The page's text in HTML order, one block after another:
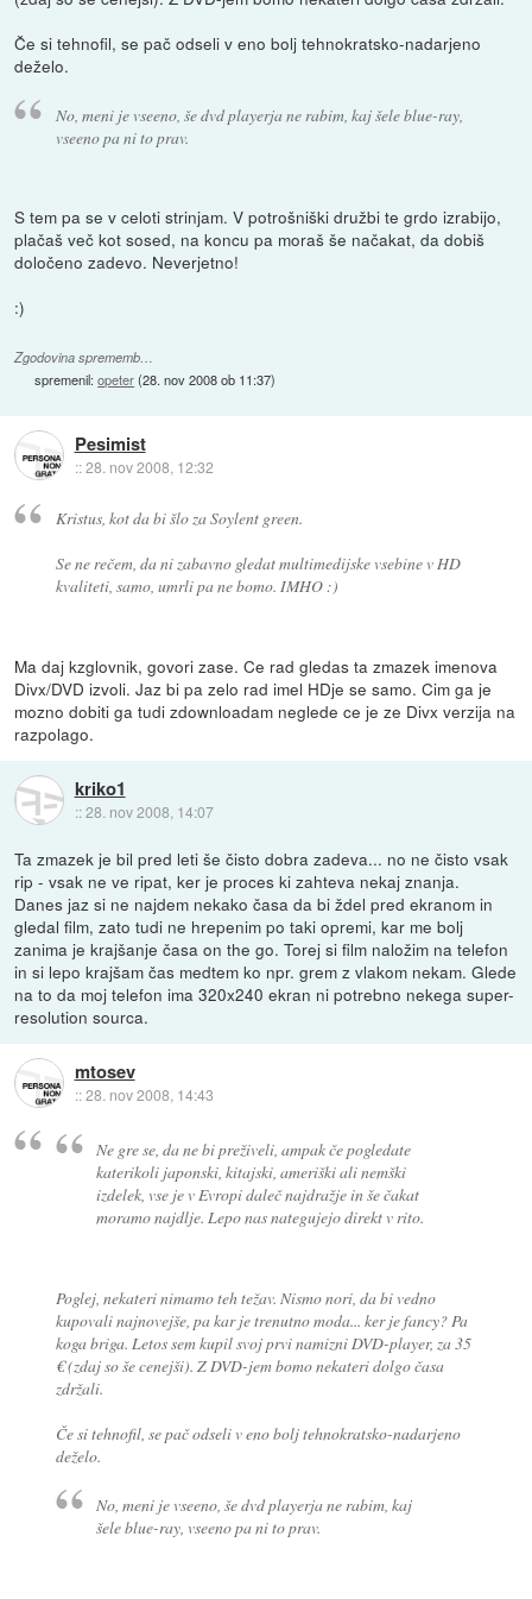
Če si tehnofil, se pač odseli v eno bolj tehnokratsko-nadarjeno
deželo.
No, meni je vseeno, še dvd playerja ne rabim, kaj šele blue-ray,
vseeno pa ni to prav.
S tem pa se v celoti strinjam. V potrošniški družbi te grdo izrabijo,
plačaš več kot sosed, na koncu pa moraš še načakat, da dobiš
določeno zadevo. Neverjetno!
:)
Zgodovina sprememb…
spremenil:opeter(28. nov 2008 ob 11:37)
Pesimist
::28. nov 2008, 12:32
Kristus, kot da bi šlo za Soylent green.
Se ne rečem, da ni zabavno gledat multimedijske vsebine v HD
kvaliteti, samo, umrli pa ne bomo. IMHO :)
Ma daj kzglovnik, govori zase. Ce rad gledas ta zmazek imenova
Divx/DVD izvoli. Jaz bi pa zelo rad imel HDje se samo. Cim ga je
mozno dobiti ga tudi zdownloadam neglede ce je ze Divx verzija na
razpolago.
kriko1
::28. nov 2008, 14:07
Ta zmazek je bil pred leti še čisto dobra zadeva... no ne čisto vsak
rip - vsak ne ve ripat, ker je proces ki zahteva nekaj znanja.
Danes jaz si ne najdem nekako časa da bi ždel pred ekranom in
gledal film, zato tudi ne hrepenim po taki opremi, kar me bolj
zanima je krajšanje časa on the go. Torej si film naložim na telefon
in si lepo krajšam čas medtem ko npr. grem z vlakom nekam. Glede
na to da moj telefon ima 320x240 ekran ni potrebno nekega super-
resolution sourca.
mtosev
::28. nov 2008, 14:43
Ne gre se, da ne bi preživeli, ampak če pogledate
katerikoli japonski, kitajski, ameriški ali nemški
izdelek, vse je v Evropi daleč najdražje in še čakat
moramo najdlje. Lepo nas nategujejo direkt v rito.
Poglej, nekateri nimamo teh težav. Nismo nori, da bi vedno
kupovali najnovejše, pa kar je trenutno moda... ker je fancy? Pa
koga briga. Letos sem kupil svoj prvi namizni DVD-player, za 35
€ (zdaj so še cenejši). Z DVD-jem bomo nekateri dolgo časa
zdržali.
Če si tehnofil, se pač odseli v eno bolj tehnokratsko-nadarjeno
deželo.
No, meni je vseeno, še dvd playerja ne rabim, kaj
šele blue-ray, vseeno pa ni to prav.